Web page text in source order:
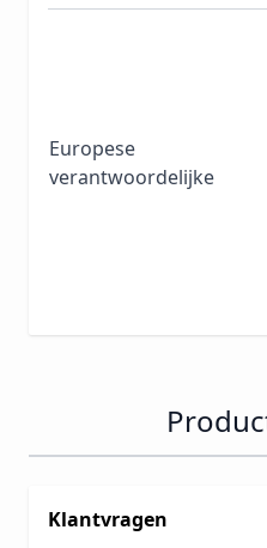
Europese
verantwoordelijke
Klantvragen